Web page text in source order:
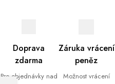
Doprava
zdarma
Pro objednávky nad
Záruka vrácení
peněz
Možnost vrácení